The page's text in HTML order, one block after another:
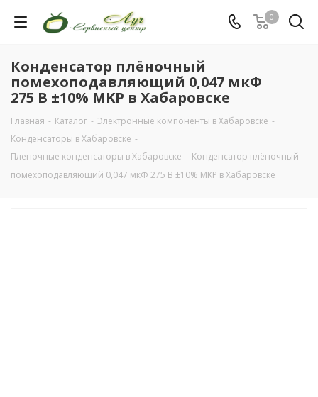
0
Конденсатор плёночный
помехоподавляющий 0,047 мкФ
275 В ±10% MKP в Хабаровске
Главная - Каталог - Электронные компоненты в Хабаровске -
Конденсаторы в Хабаровске -
Пленочные конденсаторы в Хабаровске - Конденсатор плёночный
помехоподавляющий 0,047 мкФ 275 В ±10% MKP в Хабаровске